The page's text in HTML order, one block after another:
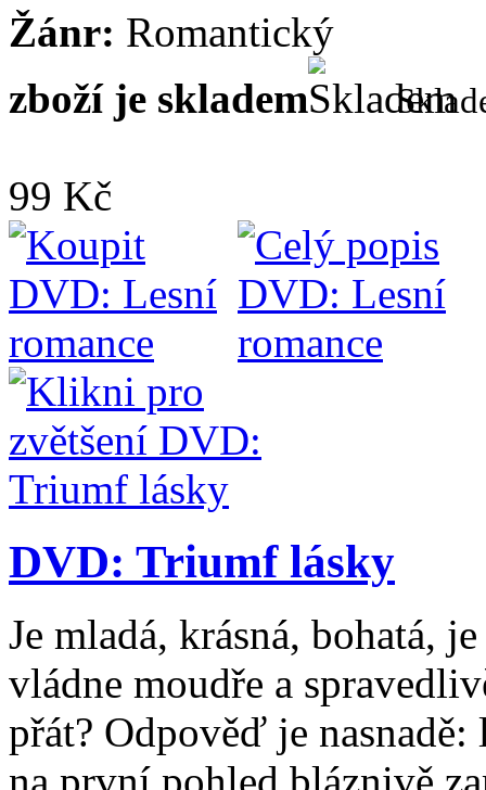
Žánr: Romantický
zboží je skladem
99 Kč
DVD: Triumf lásky
Je mladá, krásná, bohatá,
vládne moudře a
přát? Odpověď je